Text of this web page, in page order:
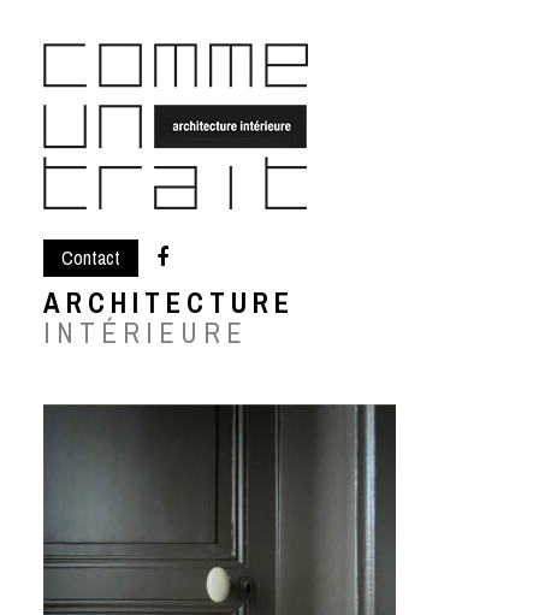
Skip
to
content
Contact
ARCHITECTURE
INTÉRIEURE